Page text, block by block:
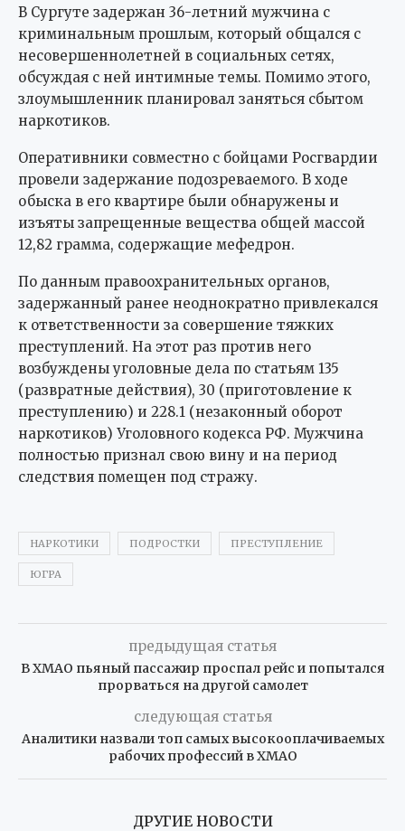
В Сургуте задержан 36-летний мужчина с
криминальным прошлым, который общался с
несовершеннолетней в социальных сетях,
обсуждая с ней интимные темы. Помимо этого,
злоумышленник планировал заняться сбытом
наркотиков.
Оперативники совместно с бойцами Росгвардии
провели задержание подозреваемого. В ходе
обыска в его квартире были обнаружены и
изъяты запрещенные вещества общей массой
12,82 грамма, содержащие мефедрон.
По данным правоохранительных органов,
задержанный ранее неоднократно привлекался
к ответственности за совершение тяжких
преступлений. На этот раз против него
возбуждены уголовные дела по статьям 135
(развратные действия), 30 (приготовление к
преступлению) и 228.1 (незаконный оборот
наркотиков) Уголовного кодекса РФ. Мужчина
полностью признал свою вину и на период
следствия помещен под стражу.
НАРКОТИКИ ПОДРОСТКИ ПРЕСТУПЛЕНИЕ
ЮГРА
предыдущая статья
В ХМАО пьяный пассажир проспал рейс и попытался
прорваться на другой самолет
следующая статья
Аналитики назвали топ самых высокооплачиваемых
рабочих профессий в ХМАО
ДРУГИЕ НОВОСТИ